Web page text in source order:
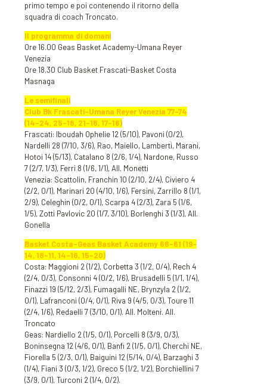
primo tempo e poi contenendo il ritorno della
squadra di coach Troncato.
Il programma di domani
Ore 16.00 Geas Basket Academy-Umana Reyer
Venezia
Ore 18.30 Club Basket Frascati-Basket Costa
Masnaga
Le semifinali
Club Bk Frascati-Umana Reyer Venezia 77-74
(14-24, 25-18, 21-16, 17-16)
Frascati: Iboudah Ophelie 12 (5/10), Pavoni (0/2),
Nardelli 28 (7/10, 3/6), Rao, Maiello, Lamberti, Marani,
Hotoi 14 (5/13), Catalano 8 (2/6, 1/4), Nardone, Russo
7 (2/7, 1/3), Ferri 8 (1/6, 1/1), All. Monetti
Venezia: Scattolin, Franchin 10 (2/10, 2/4), Civiero 4
(2/2, 0/1), Marinari 20 (4/10, 1/6), Fersini, Zarrillo 8 (1/1,
2/9), Celeghin (0/2, 0/1), Scarpa 4 (2/3), Zara 5 (1/6,
1/5), Zotti Pavlovic 20 (1/7, 3/10), Borlenghi 3 (1/3), All.
Gonella
Basket Costa-Geas Basket Academy 66-61 (19-
14, 18-11, 14-16, 15-20)
Costa: Maggioni 2 (1/2), Corbetta 3 (1/2, 0/4), Rech 4
(2/4, 0/3), Consonni 4 (0/2, 1/6), Brusadelli 5 (1/1, 1/4),
Finazzi 19 (5/12, 2/3), Fumagalli NE, Brynzyla 2 (1/2,
0/1), Lafranconi (0/4, 0/1), Riva 9 (4/5, 0/3), Toure 11
(2/4, 1/6), Redaelli 7 (3/10, 0/1). All. Molteni. All.
Troncato
Geas: Nardiello 2 (1/5, 0/1), Porcelli 8 (3/9, 0/3),
Boninsegna 12 (4/6, 0/1), Banfi 2 (1/5, 0/1), Cherchi NE,
Fiorella 5 (2/3, 0/1), Baiguini 12 (5/14, 0/4), Barzaghi 3
(1/4), Fiani 3 (0/3, 1/2), Greco 5 (1/2, 1/2), Borchiellini 7
(3/9, 0/1), Turconi 2 (1/4, 0/2).